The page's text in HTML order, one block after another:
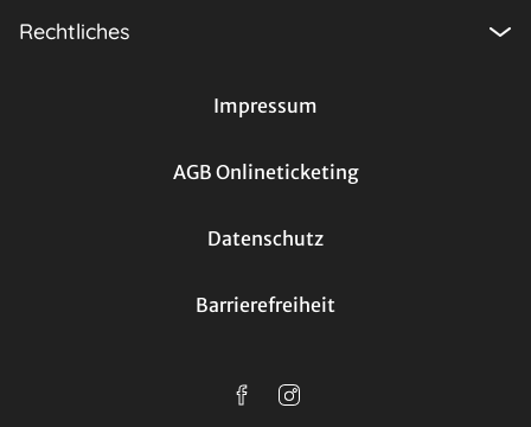
Rechtliches
Impressum
AGB Onlineticketing
Datenschutz
Barrierefreiheit